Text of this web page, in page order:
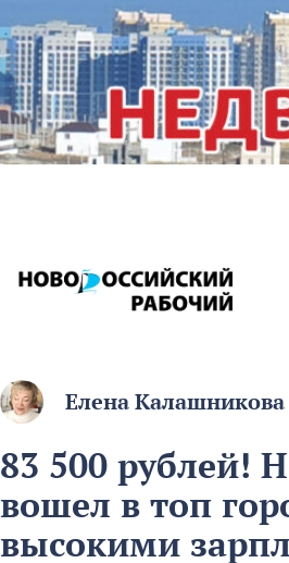
Елена Калашникова
83 500 рублей!
вошел в топ
высокими